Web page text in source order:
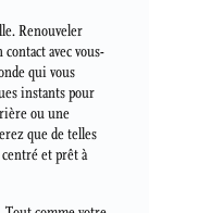
Renouveler
avec vous-
qui vous
instants pour
ou une
que de telles
et prêt à